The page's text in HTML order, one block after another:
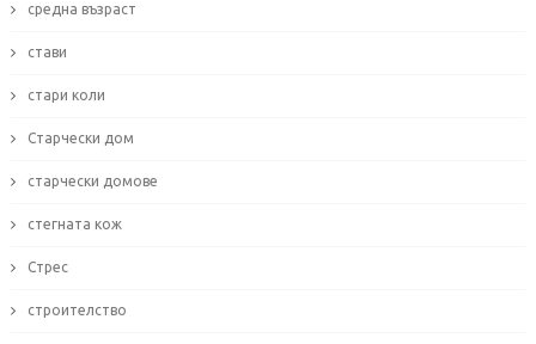
средна възраст
стави
стари коли
Старчески дом
старчески домове
стегната кож
Стрес
строителство